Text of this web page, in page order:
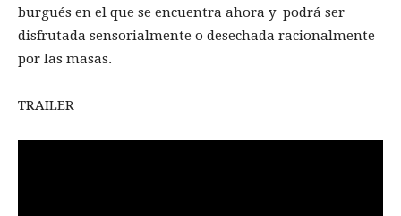
burgués en el que se encuentra ahora y podrá ser
disfrutada sensorialmente o desechada racionalmente
por las masas.
TRAILER